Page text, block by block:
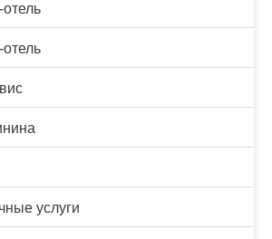
услуги